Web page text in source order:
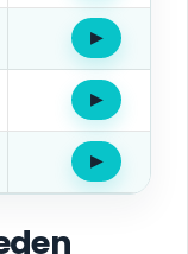
▶Oír
▶Oír
▶Oír